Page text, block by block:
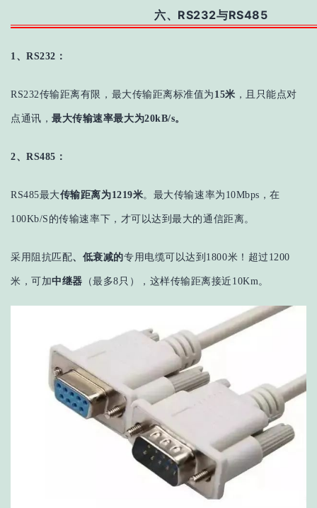
六、RS232与RS485
1、RS232：
RS232传输距离有限，最大传输距离标准值为 15米 ，且只能点对
点通讯，最大传输速率最大为20kB/s。
2、RS485：
RS485最大传输距离为1219米。最大传输速率为10Mbps，在
100Kb/S的传输速率下，才可以达到最大的通信距离。
采用阻抗匹配、低衰减的专用电缆可以达到1800米！超过1200
米，可加中继器 （最多8只），这样传输距离接近10Km。